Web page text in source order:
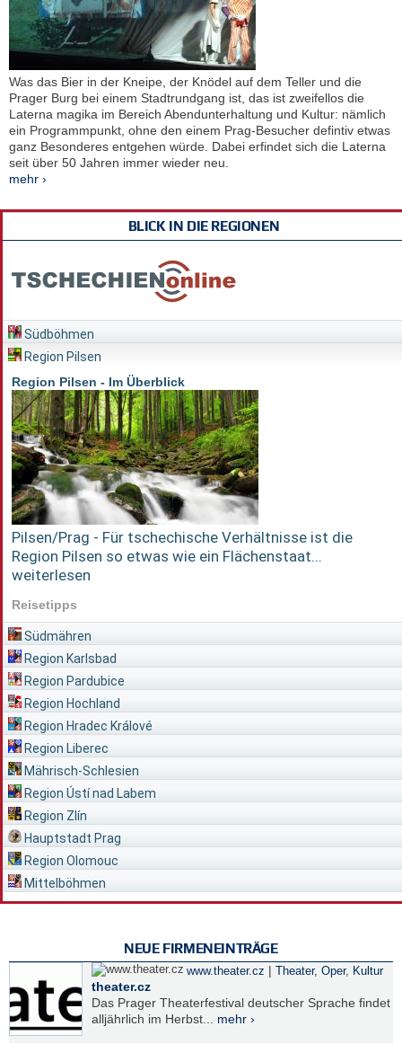
Was das Bier in der Kneipe, der Knödel auf dem Teller und die
Prager Burg bei einem Stadtrundgang ist, das ist zweifellos die
Laterna magika im Bereich Abendunterhaltung und Kultur: nämlich
ein Programmpunkt, ohne den einem Prag-Besucher defintiv etwas
ganz Besonderes entgehen würde. Dabei erfindet sich die Laterna
seit über 50 Jahren immer wieder neu.
mehr ›
BLICK IN DIE REGIONEN
Südböhmen
Region Pilsen
Region Pilsen - Im Überblick
Pilsen/Prag - Für tschechische Verhältnisse ist die
Region Pilsen so etwas wie ein Flächenstaat...
weiterlesen
Reisetipps
Südmähren
Region Karlsbad
Region Pardubice
Region Hochland
Region Hradec Králové
Region Liberec
Mährisch-Schlesien
Region Ústí nad Labem
Region Zlín
Hauptstadt Prag
Region Olomouc
Mittelböhmen
NEUE FIRMENEINTRÄGE
www.theater.cz | Theater, Oper, Kultur
theater.cz
Das Prager Theaterfestival deutscher Sprache findet
alljährlich im Herbst... mehr ›